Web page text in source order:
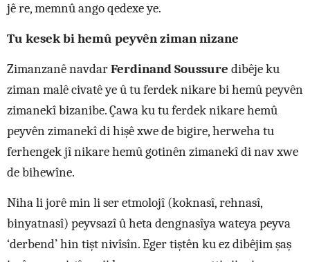
jê re, memnû ango qedexe ye.
Tu kesek bi hemû peyvên ziman nizane
Zimanzanê navdarFerdinand Soussure dibêje ku
ziman malê civatê ye û tu ferdek nikare bi hemû peyvên
zimanekî bizanibe. Çawa ku tu ferdek nikare hemû
peyvên zimanekî di hişê xwe de bigire, herweha tu
ferhengek jî nikare hemû gotinên zimanekî di nav xwe
de bihewîne.
Niha li jorê min li ser etmolojî (koknasî, rehnasî,
binyatnasî) peyvsazî û heta dengnasîya wateya peyva
‘derbend’ hin tişt nivîsîn. Eger tiştên ku ez dibêjim şaş